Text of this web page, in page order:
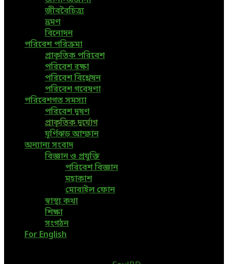
জীববৈচিত্র্য
ভ্রমণ
বিনোদন
পরিবেশ পরিক্রমা
প্রাকৃতিক পরিবেশ
পরিবেশ রক্ষা
পরিবেশ বিশ্লেষন
পরিবেশ গবেষণা
পরিবেশগত সমস্যা
পরিবেশ দূষণ
প্রাকৃতিক দুর্যোগ
ঘূর্ণিঝড় আম্ফান
অন্যান্য সংবাদ
বিজ্ঞান ও প্রযুক্তি
পরিবেশ বিজ্ঞান
মহাকাশ
মোবাইল ফোন
স্বাস্থ্য কথা
শিক্ষা
সংগঠন
For English